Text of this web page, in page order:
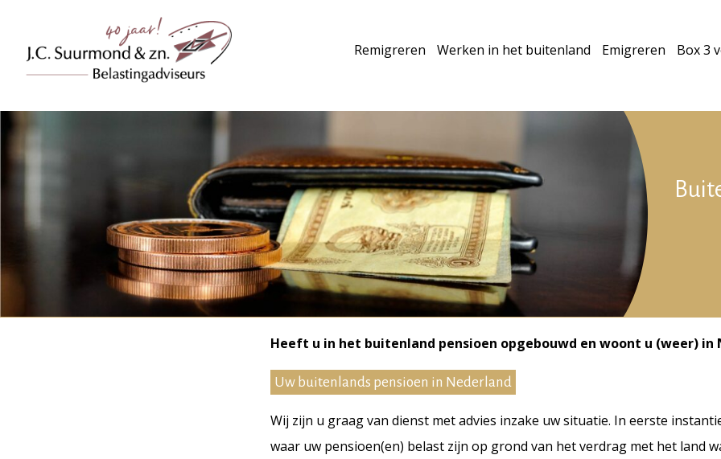
Remigreren Werken in het buitenland Emigreren Box 3
Heeft u in het buitenland pensioen opgebouwd en woont u (weer) in
Uw buitenlands pensioen in Nederland
Wij zijn u graag van dienst met advies inzake uw situatie. In eerste
waar uw pensioen(en) belast zijn op grond van het verdrag met het land